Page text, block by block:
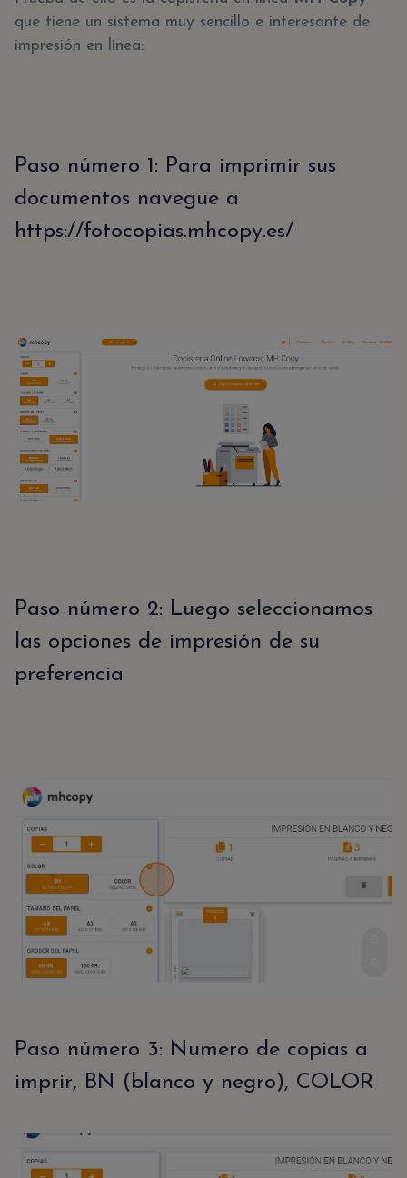
que tiene un sistema muy sencillo e interesante de
impresión en línea:
Paso número 1: Para imprimir sus
documentos navegue a
https://fotocopias.mhcopy.es/
Paso número 2: Luego seleccionamos
las opciones de impresión de su
preferencia
Paso número 3: Numero de copias a
imprir, BN (blanco y negro), COLOR